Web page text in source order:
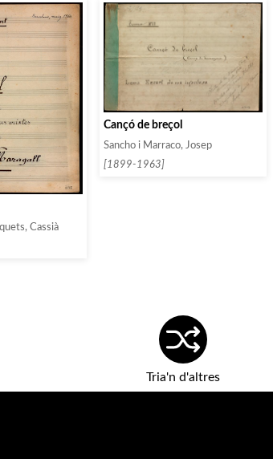
Cassià
Cançó de breçol
Sancho i Marraco, Josep
[1899-1963]
Tria'n d'altres